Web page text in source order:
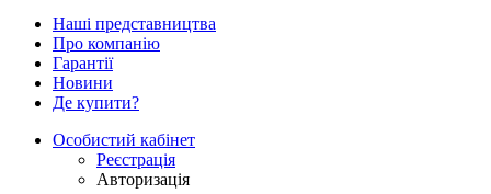
Наші представництва
Про компанію
Гарантії
Новини
Де купити?
Особистий кабінет
Реєстрація
Авторизація